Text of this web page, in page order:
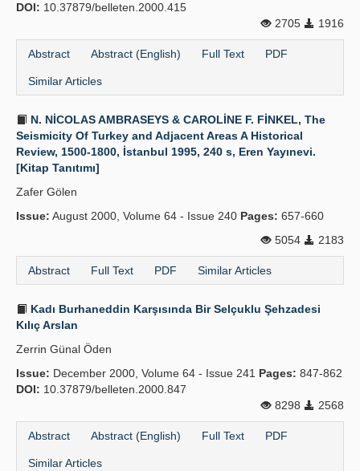
DOI: 10.37879/belleten.2000.415
2705
1916
Abstract Abstract (English) Full Text PDF
Similar Articles
N. NİCOLAS AMBRASEYS & CAROLİNE F. FİNKEL, The
Seismicity Of Turkey and Adjacent Areas A Historical
Review, 1500-1800, İstanbul 1995, 240 s, Eren Yayınevi.
[Kitap Tanıtımı]
Zafer Gölen
Issue: August 2000, Volume 64 - Issue 240 Pages: 657-660
5054
2183
Abstract Full Text PDF Similar Articles
Kadı Burhaneddin Karşısında Bir Selçuklu Şehzadesi
Kılıç Arslan
Zerrin Günal Öden
Issue: December 2000, Volume 64 - Issue 241 Pages: 847-862
DOI: 10.37879/belleten.2000.847
8298
2568
Abstract Abstract (English) Full Text PDF
Similar Articles